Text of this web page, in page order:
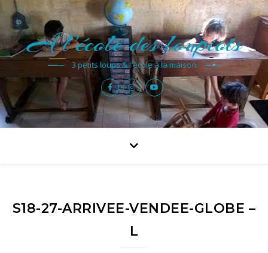
A l'école des loupiots
3 petits loups & l'école à la maison
S18-27-ARRIVEE-VENDEE-GLOBE –
L